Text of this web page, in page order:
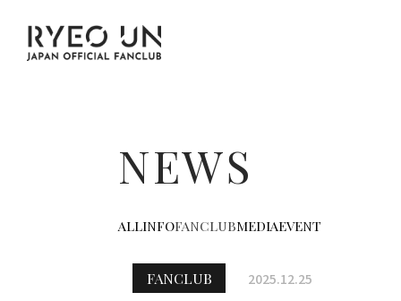
NEWS
ALLINFOFANCLUBMEDIAEVENT
FANCLUB 2025.12.25